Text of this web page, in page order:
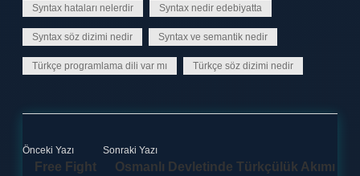
Syntax hataları nelerdir Syntax nedir edebiyatta
Syntax söz dizimi nedir Syntax ve semantik nedir
Türkçe programlama dili var mı Türkçe söz dizimi nedir
Önceki Yazı
Free Fight
Sonraki Yazı
Osmanlı Devletinde Türkçülük Akımı